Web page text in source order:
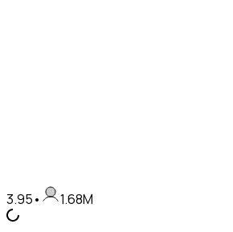
3.95• 1.68M